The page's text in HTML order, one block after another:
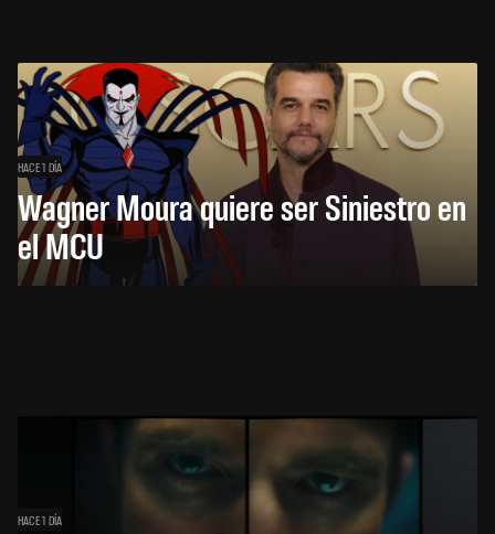
HACE 1 DÍA
Wagner Moura quiere ser Siniestro en
el MCU
HACE 1 DÍA